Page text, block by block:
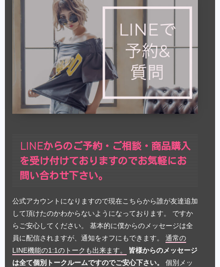
LINEからのご予約・ご相談・商品購入
を受け付けておりますのでお気軽にお
問い合わせ下さい。
公式アカウントになりますので現在こちらから誰が友達追加
して頂けたのかわからないようになっております。 ですか
らご安心してください。 基本的に僕からのメッセージは全
員に配信されますが、通知をオフにもできます。 通常の
LINE機能の1:1のトークも出来ます。
皆様からのメッセージ
は全て個別トークルームですのでご安心下さい。
個別メッ